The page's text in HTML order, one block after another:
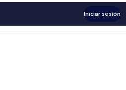
Iniciar sesión